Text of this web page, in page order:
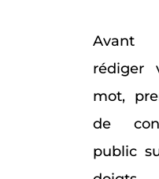
Avant
rédiger
mot,
de
public